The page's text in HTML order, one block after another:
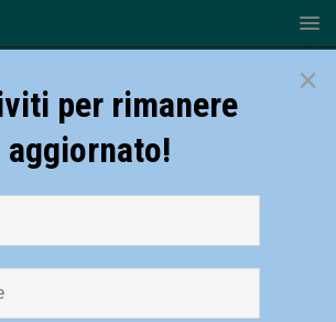
×
per rimanere
aggiornato!